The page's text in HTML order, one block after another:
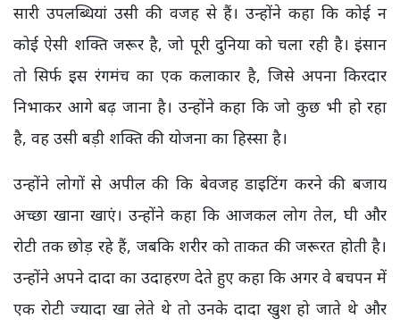
सारी उपलब्धियां उसी की वजह से हैं। उन्होंने कहा कि कोई न
कोई ऐसी शक्ति जरूर है, जो पूरी दुनिया को चला रही है। इंसान
तो सिर्फ इस रंगमंच का एक कलाकार है, जिसे अपना किरदार
निभाकर आगे बढ़ जाना है। उन्होंने कहा कि जो कुछ भी हो रहा
है, वह उसी बड़ी शक्ति की योजना का हिस्सा है।
उन्होंने लोगों से अपील की कि बेवजह डाइटिंग करने की बजाय
अच्छा खाना खाएं। उन्होंने कहा कि आजकल लोग तेल, घी और
रोटी तक छोड़ रहे हैं, जबकि शरीर को ताकत की जरूरत होती है।
उन्होंने अपने दादा का उदाहरण देते हुए कहा कि अगर वे बचपन में
एक रोटी ज्यादा खा लेते थे तो उनके दादा खुश हो जाते थे और